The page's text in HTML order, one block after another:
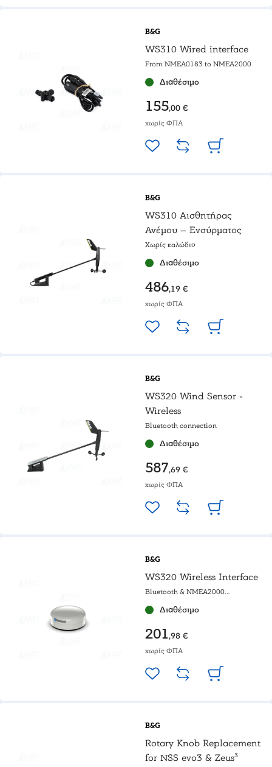
B&G
WS310 Wired interface
From NMEA0183 to NMEA2000
Διαθέσιμο
155,00 €
χωρίς ΦΠΑ
B&G
WS310 Αισθητήρας
Ανέμου – Ενσύρματος
Χωρίς καλώδιο
Διαθέσιμο
486,19 €
χωρίς ΦΠΑ
B&G
WS320 Wind Sensor -
Wireless
Bluetooth connection
Διαθέσιμο
587,69 €
χωρίς ΦΠΑ
B&G
WS320 Wireless Interface
Bluetooth & NMEA2000
Διαθέσιμο
201,98 €
χωρίς ΦΠΑ
B&G
Rotary Knob Replacement
for NSS evo3 & Zeus³